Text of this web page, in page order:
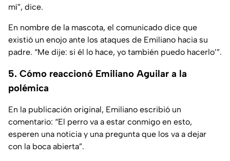
mí”, dice.
En nombre de la mascota, el comunicado dice que
existió un enojo ante los ataques de Emiliano hacia su
padre. “Me dije: si él lo hace, yo también puedo hacerlo’”.
5. Cómo reaccionó Emiliano Aguilar a la
polémica
En la publicación original, Emiliano escribió un
comentario: “El perro va a estar conmigo en esto,
esperen una noticia y una pregunta que los va a dejar
con la boca abierta”.